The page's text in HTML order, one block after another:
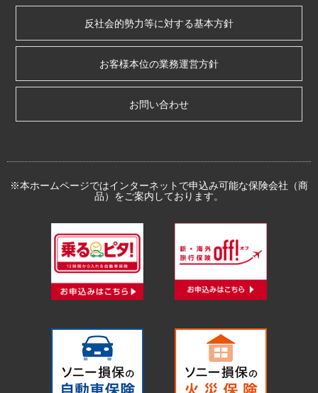
反社会的勢力等に対する基本方針
お客様本位の業務運営方針
お問い合わせ
※本ホームページではインターネットで申込み可能な保険会社（商
品）をご案内しております。